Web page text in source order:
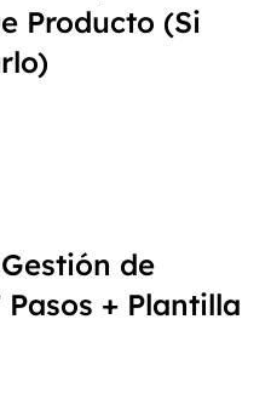
Producto (Si
de
+ Plantilla